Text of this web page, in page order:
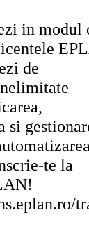
in modul
de
si
te la